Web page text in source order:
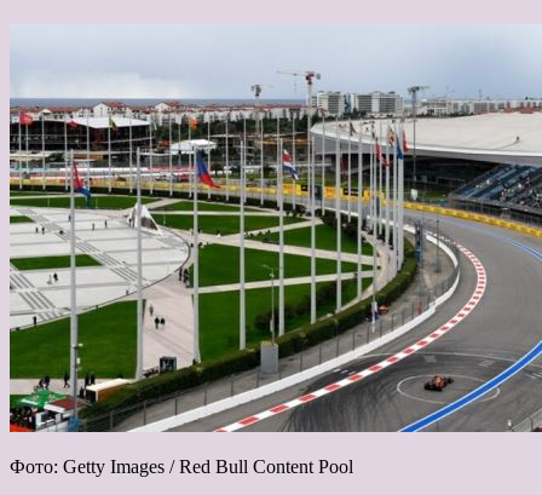
Фото: Getty Images / Red Bull Content Pool